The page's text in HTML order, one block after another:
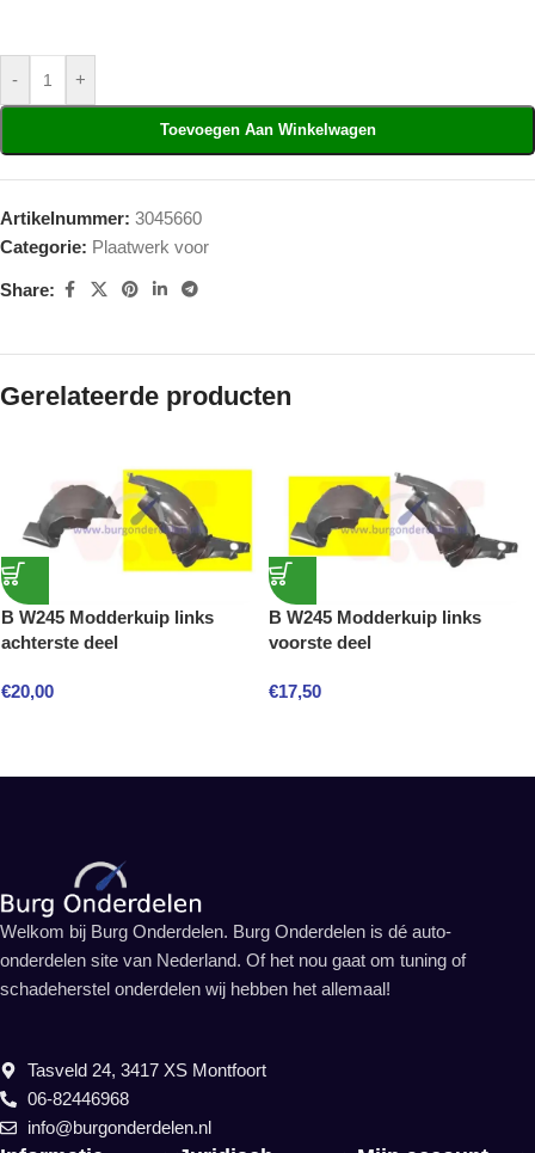
- +
Toevoegen Aan Winkelwagen
Artikelnummer: 3045660
Categorie: Plaatwerk voor
Share:
Gerelateerde producten
B W245 Modderkuip links
achterste deel
€20,00
B W245 Modderkuip links
voorste deel
€17,50
Welkom bij Burg Onderdelen. Burg Onderdelen is dé auto-
onderdelen site van Nederland. Of het nou gaat om tuning of
schadeherstel onderdelen wij hebben het allemaal!
Tasveld 24, 3417 XS Montfoort
06-82446968
info@burgonderdelen.nl